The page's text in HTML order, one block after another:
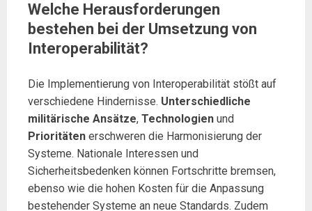
Welche Herausforderungen
bestehen bei der Umsetzung von
Interoperabilität?
Die Implementierung von Interoperabilität stößt auf
verschiedene Hindernisse. Unterschiedliche
militärische Ansätze, Technologien und
Prioritäten erschweren die Harmonisierung der
Systeme. Nationale Interessen und
Sicherheitsbedenken können Fortschritte bremsen,
ebenso wie die hohen Kosten für die Anpassung
bestehender Systeme an neue Standards. Zudem